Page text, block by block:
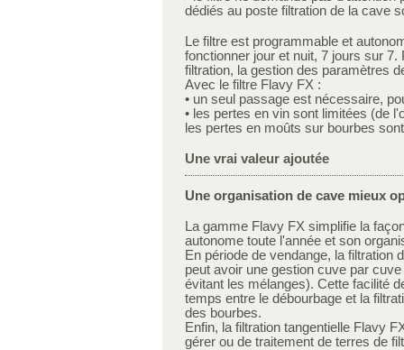
dédiés au poste filtration de la cave
Le filtre est programmable et
fonctionner jour et nuit, 7 jours sur
filtration, la gestion des paramètres
Avec le filtre Flavy FX :
• un seul passage est nécessaire,
• les pertes en vin sont limitées (de
les pertes en moûts sur bourbes
Une vrai valeur ajoutée
Une organisation de cave mieux
La gamme Flavy FX simplifie la
autonome toute l'année et son
En période de vendange, la filtration
peut avoir une gestion cuve par
évitant les mélanges). Cette facilité
temps entre le débourbage et la
des bourbes.
Enfin, la filtration tangentielle Flavy
gérer ou de traitement de terres de